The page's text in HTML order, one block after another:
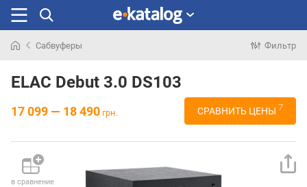
раньше
Сабвуферы Фильтр
ELAC Debut 3.0 DS103
17 099 — 18 490 грн. СРАВНИТЬ ЦЕНЫ 7
в сравнение